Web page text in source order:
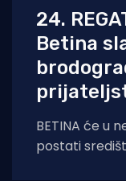
24.
Betina
BETINA će u
postati